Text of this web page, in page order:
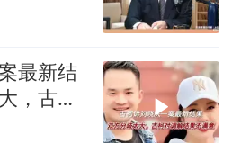
最新结
，古柯